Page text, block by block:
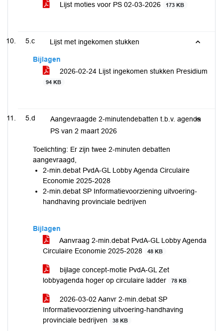
Lijst moties voor PS 02-03-2026 173 KB
5.c Lijst met ingekomen stukken
Bijlagen
2026-02-24 Lijst ingekomen stukken Presidium
94 KB
5.d
Aangevraagde 2-minutendebatten t.b.v. agenda
PS van 2 maart 2026
Toelichting: Er zijn twee 2-minuten debatten
aangevraagd,
2-min.debat PvdA-GL Lobby Agenda Circulaire
Economie 2025-2028
2-min.debat SP Informatievoorziening uitvoering-
handhaving provinciale bedrijven
Bijlagen
Aanvraag 2-min.debat PvdA-GL Lobby Agenda
Circulaire Economie 2025-2028
48 KB
bijlage concept-motie PvdA-GL Zet
lobbyagenda hoger op circulaire ladder
78 KB
2026-03-02 Aanvr 2-min.debat SP
Informatievoorziening uitvoering-handhaving
provinciale bedrijven
38 KB